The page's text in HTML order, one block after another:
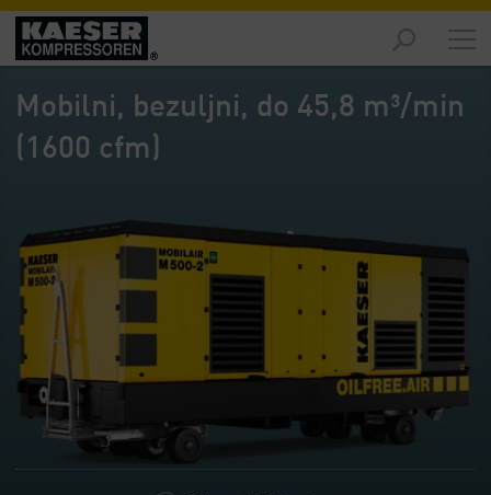
Proizvodi
-
Pregled
Rješenja
Servis
Pregled
Tvrtka
-
Pregled
Mobilni, bezuljni, do 45,8 m³/min
(1600 cfm)